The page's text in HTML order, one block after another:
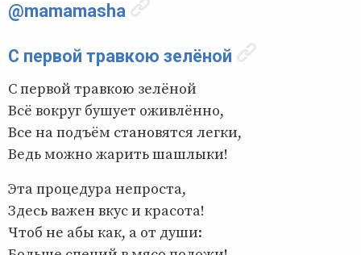
@mamamasha
С первой травкою зелёной
С первой травкою зелёной
Всё вокруг бушует оживлённо,
Все на подъём становятся легки,
Ведь можно жарить шашлыки!
Эта процедура непроста,
Здесь важен вкус и красота!
Чтоб не абы как, а от души: